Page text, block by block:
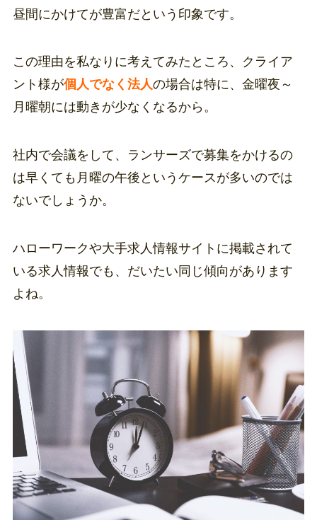
昼間にかけてが豊富だという印象です。
この理由を私なりに考えてみたところ、クライア
ント様が個人でなく法人の場合は特に、金曜夜～
月曜朝には動きが少なくなるから。
社内で会議をして、ランサーズで募集をかけるの
は早くても月曜の午後というケースが多いのでは
ないでしょうか。
ハローワークや大手求人情報サイトに掲載されて
いる求人情報でも、だいたい同じ傾向があります
よね。